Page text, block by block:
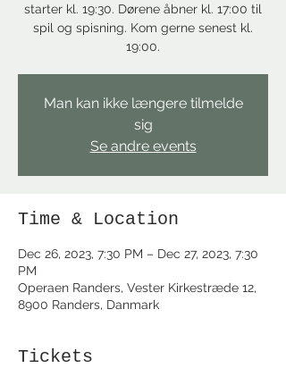
starter kl. 19:30. Dørene åbner kl. 17:00 til
spil og spisning. Kom gerne senest kl.
19:00.
Man kan ikke længere tilmelde
sig
Se andre events
Time & Location
Dec 26, 2023, 7:30 PM – Dec 27, 2023, 7:30
PM
Operaen Randers, Vester Kirkestræde 12,
8900 Randers, Danmark
Tickets